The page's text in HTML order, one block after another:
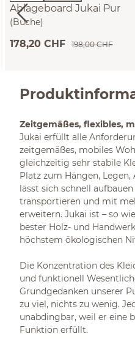
Ablageboard Jukai Pur
(Buche)
178,20 CHF 198,00 CHF
Zeitgemäßes, flexibles,
Jukai erfüllt alle
zeitgemäßes, mobiles
gleichzeitig sehr stabile
Platz zum Hängen, Legen,
lässt sich schnell
transportieren und mit
erweitern. Jukai ist – so
bester Holz- und
höchstem ökologischen
Die Konzentration des
und funktionell
Grundgedanken unserer
zu viel, nichts zu wenig.
unabdingbar, weil er eine
Funktion erfüllt.